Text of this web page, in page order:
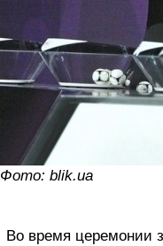
Фото: blik.ua
Во время церемонии